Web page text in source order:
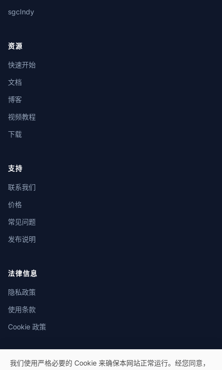
sgcIndy
资源
快速开始
文档
博客
视频教程
下载
支持
联系我们
价格
常见问题
发布说明
法律信息
隐私政策
使用条款
Cookie 政策
我们使用严格必要的 Cookie 来确保本网站正常运行。经您同意，